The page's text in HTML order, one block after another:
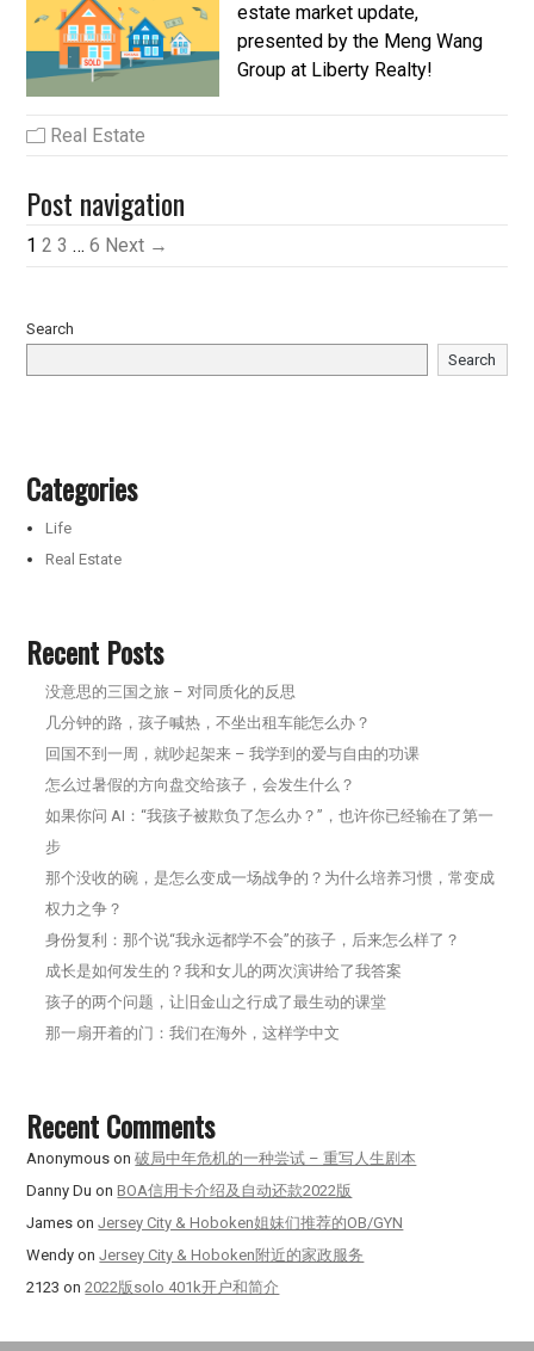
estate market update,
presented by the Meng Wang
Group at Liberty Realty!
Real Estate
Post navigation
1 2 3 … 6 Next →
Search
Search
Categories
Life
Real Estate
Recent Posts
没意思的三国之旅 – 对同质化的反思
几分钟的路，孩子喊热，不坐出租车能怎么办？
回国不到一周，就吵起架来 – 我学到的爱与自由的功课
怎么过暑假的方向盘交给孩子，会发生什么？
如果你问 AI：“我孩子被欺负了怎么办？”，也许你已经输在了第一
步
那个没收的碗，是怎么变成一场战争的？为什么培养习惯，常变成
权力之争？
身份复利：那个说“我永远都学不会”的孩子，后来怎么样了？
成长是如何发生的？我和女儿的两次演讲给了我答案
孩子的两个问题，让旧金山之行成了最生动的课堂
那一扇开着的门：我们在海外，这样学中文
Recent Comments
Anonymous on破局中年危机的一种尝试 – 重写人生剧本
Danny Du onBOA信用卡介绍及自动还款2022版
James onJersey City & Hoboken姐妹们推荐的OB/GYN
Wendy onJersey City & Hoboken附近的家政服务
2123 on2022版solo 401k开户和简介